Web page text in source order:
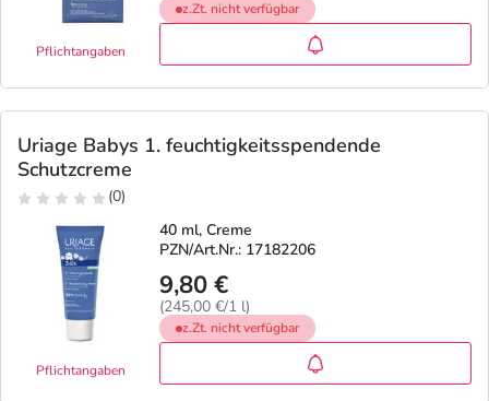
Pflichtangaben
z.Zt. nicht verfügbar
Uriage Babys 1. feuchtigkeitsspendende
Schutzcreme
(0)
Pflichtangaben
40 ml, Creme
PZN/Art.Nr.: 17182206
9,80 €
(245,00 €/1 l)
z.Zt. nicht verfügbar